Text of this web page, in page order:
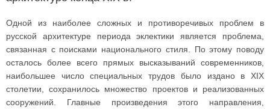
Одной из наиболее сложных и противоречивых проблем в
русской архитектуре периода эклектики является проблема,
связанная с поисками национального стиля. По этому поводу
осталось более всего прямых высказываний современников,
наибольшее число специальных трудов было издано в XIX
столетии, сохранилось множество проектов и реализованных
сооружений. Главные произведения этого направления,